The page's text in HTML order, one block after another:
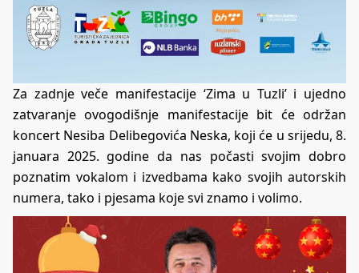
Za zadnje veče manifestacije ‘Zima u Tuzli’ i ujedno
zatvaranje ovogodišnje manifestacije bit će održan
koncert Nesiba Delibegovića Neska, koji će u srijedu, 8.
januara 2025. godine da nas počasti svojim dobro
poznatim vokalom i izvedbama kako svojih autorskih
numera, tako i pjesama koje svi znamo i volimo.